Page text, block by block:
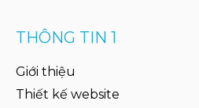
THÔNG TIN 1
Giới thiệu
Thiết kế website